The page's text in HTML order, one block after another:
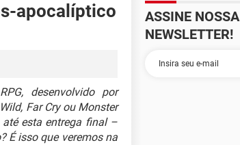
apocalíptico
desenvolvido por
Far Cry ou Monster
esta entrega final –
É isso que veremos na
ASSINE NOSSA
NEWSLETTER!